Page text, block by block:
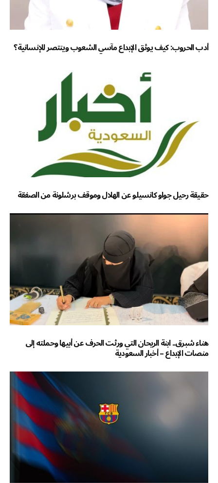
أدب الحروب: كيف يوثق الإبداع مآسي الشعوب وينتصر للإنسانية؟
حقيقة رحيل جواو كانسيلو عن الهلال وموقف برشلونة من الصفقة
هناء شبرق.. ابنة الريحان التي ورثت الحرف عن أبيها وحملته إلى
منصات الإبداع – أخبار السعودية